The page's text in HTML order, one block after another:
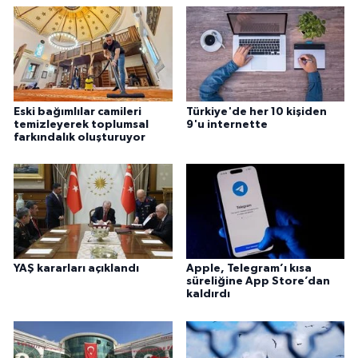
Eski bağımlılar camileri
temizleyerek toplumsal
farkındalık oluşturuyor
Türkiye'de her 10 kişiden
9'u internette
YAŞ kararları açıklandı
Apple, Telegram’ı kısa
süreliğine App Store’dan
kaldırdı
Gümüşhane Müftülüğü
Hakkari Müftülüğü
Hatay Müftülüğü
Iğdır Müftülüğü
Isparta Müftülüğü
İstanbul Müftülüğü
İzmir Müftülüğü
Kahramanmaraş Müftülüğü
Karabük Müftülüğü